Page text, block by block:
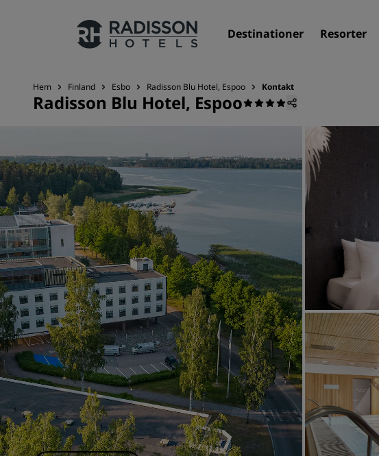
Destinationer Resorter
Våra märken
Närstående företag i Kina
Hem Finland Esbo Radisson Blu Hotel, Espoo Kontakt
Radisson Blu Hotel, Espoo